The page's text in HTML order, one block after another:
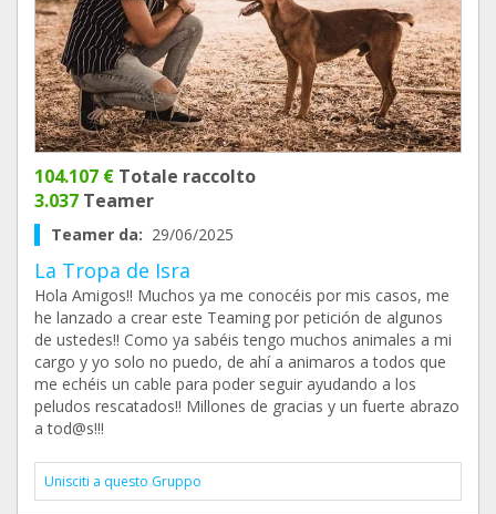
104.107 € Totale raccolto
3.037 Teamer
Teamer da: 29/06/2025
La Tropa de Isra
Hola Amigos!! Muchos ya me conocéis por mis casos, me
he lanzado a crear este Teaming por petición de algunos
de ustedes!! Como ya sabéis tengo muchos animales a mi
cargo y yo solo no puedo, de ahí a animaros a todos que
me echéis un cable para poder seguir ayudando a los
peludos rescatados!! Millones de gracias y un fuerte abrazo
a tod@s!!!
Unisciti a questo Gruppo